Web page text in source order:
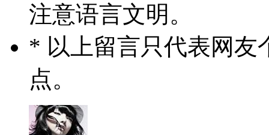
注意语言文明。
* 以上留言只代表网友
点。